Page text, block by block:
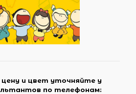
и цвет уточняйте у
по телефонам: